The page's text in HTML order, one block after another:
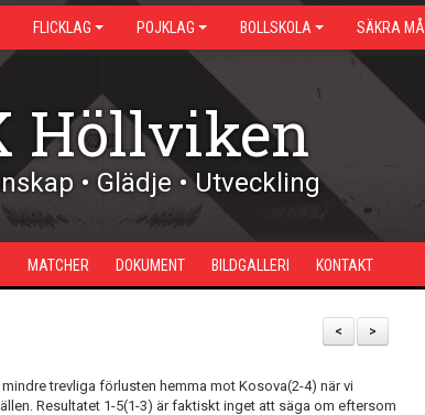
FLICKLAG POJKLAG BOLLSKOLA SÄKRA MÅL
Höllviken
• Glädje • Utveckling
MATCHER DOKUMENT BILDGALLERI KONTAKT
>
<
trevliga förlusten hemma mot Kosova(2-4) när vi
Resultatet 1-5(1-3) är faktiskt inget att säga om eftersom